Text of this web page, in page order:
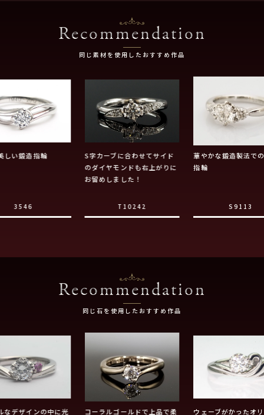
Recommendation
同じ素材を使用したおすすめ作品
しい鍛造指輪
3546
S字カーブに合わせてサイド
のダイヤモンドも右上がりに
お留めしました！
T10242
華やかな鍛造製法で
指輪
S9113
Recommendation
同じ石を使用したおすすめ作品
なデザインの中に光
コーラルゴールドで上品で柔
ウェーブがかったオ